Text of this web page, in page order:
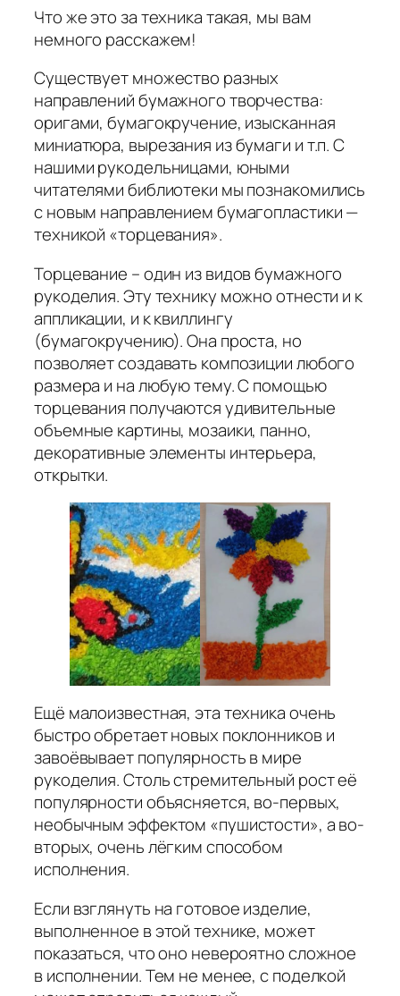
Что же это за техника такая, мы вам
немного расскажем!
Существует множество разных
направлений бумажного творчества:
оригами, бумагокручение, изысканная
миниатюра, вырезания из бумаги и т.п. С
нашими рукодельницами, юными
читателями библиотеки мы познакомились
с новым направлением бумагопластики —
техникой «торцевания».
Торцевание – один из видов бумажного
рукоделия. Эту технику можно отнести и к
аппликации, и к квиллингу
(бумагокручению). Она проста, но
позволяет создавать композиции любого
размера и на любую тему. С помощью
торцевания получаются удивительные
объемные картины, мозаики, панно,
декоративные элементы интерьера,
открытки.
Ещё малоизвестная, эта техника очень
быстро обретает новых поклонников и
завоёвывает популярность в мире
рукоделия. Столь стремительный рост её
популярности объясняется, во-первых,
необычным эффектом «пушистости», а во-
вторых, очень лёгким способом
исполнения.
Если взглянуть на готовое изделие,
выполненное в этой технике, может
показаться, что оно невероятно сложное
в исполнении. Тем не менее, с поделкой